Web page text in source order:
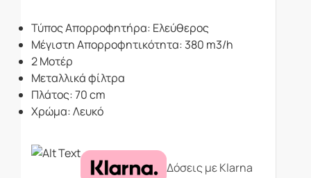
Τύπος Απορροφητήρα: Ελεύθερος
Μέγιστη Απορροφητικότητα: 380 m3/h
2 Μοτέρ
Μεταλλικά φίλτρα
Πλάτος: 70 cm
Χρώμα: Λευκό
Δόσεις με Klarna